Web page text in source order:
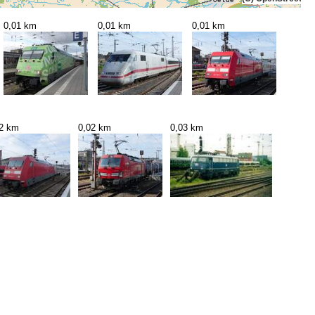
0,01 km 0,01 km 0,01 km
km 0,02 km 0,03 km